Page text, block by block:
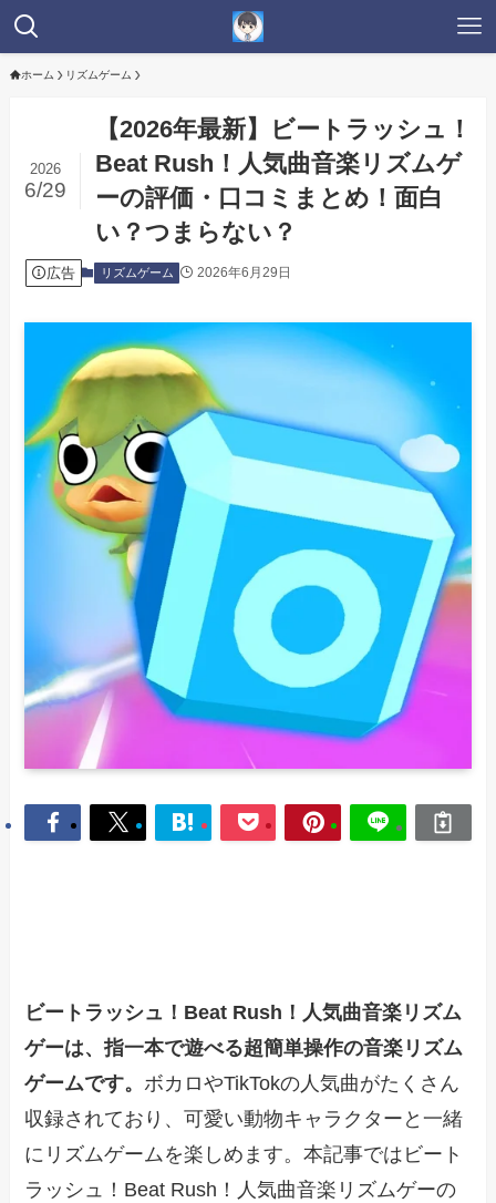
ホーム リズムゲーム
【2026年最新】ビートラッシュ！
Beat Rush！人気曲音楽リズムゲ
ーの評価・口コミまとめ！面白
い？つまらない？
2026
6/29
広告 リズムゲーム 2026年6月29日
ビートラッシュ！Beat Rush！人気曲音楽リズム
ゲーは、指一本で遊べる超簡単操作の音楽リズム
ゲームです。 ボカロやTikTokの人気曲がたくさん
収録されており、可愛い動物キャラクターと一緒
にリズムゲームを楽しめます。本記事ではビート
ラッシュ！Beat Rush！人気曲音楽リズムゲーの